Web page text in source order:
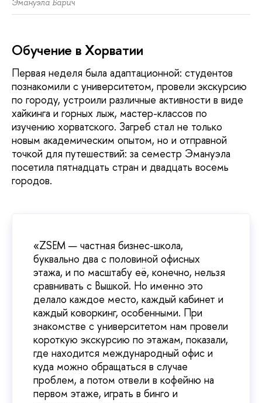
Обучение в Хорватии
Первая неделя была адаптационной: студентов
познакомили с университетом, провели экскурсию
по городу, устроили различные активности в виде
хайкинга и горных лыж, мастер-классов по
изучению хорватского. Загреб стал не только
новым академическим опытом, но и отправной
точкой для путешествий: за семестр Эмануэла
посетила пятнадцать стран и двадцать восемь
городов.
«ZSEM — частная бизнес-школа,
буквально два с половиной офисных
этажа, и по масштабу её, конечно, нельзя
сравнивать с Вышкой. Но именно это
делало каждое место, каждый кабинет и
каждый коворкинг, особенными. При
знакомстве с университетом нам провели
короткую экскурсию по этажам, показали,
где находится международный офис и
куда можно обращаться в случае
проблем, а потом отвели в кофейню на
первом этаже, играть в бинго и